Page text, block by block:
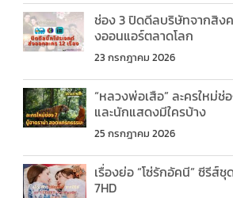
ช่อง 3 ปิดดีลบริษัทจากสิงค
งออนแอร์ตลาดโลก
23 กรกฎาคม 2026
“หลวงพ่อเสือ” ละครใหม่ช่
และนักแสดงมีใครบ้าง
25 กรกฎาคม 2026
เรื่องย่อ “โซ่รักอัคนี” ซีรีส์
7HD